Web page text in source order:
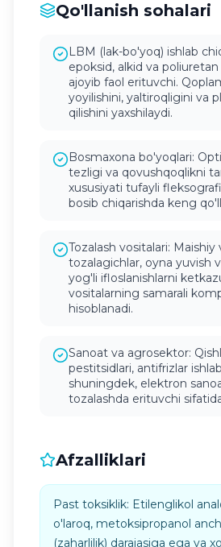
Qo'llanish sohalari
LBM (lak-bo'yoq) ishlab
epoksid, alkid va
ajoyib faol erituvchi.
yoyilishini, yaltiroqligini va
qilishini yaxshilaydi.
Bosmaxona bo'yoqlari:
tezligi va qovushqoqlikni
xususiyati tufayli
bosib chiqarishda keng
Tozalash vositalari: Maishiy
tozalagichlar, oyna yuvish
yog'li ifloslanishlarni
vositalarning samarali
hisoblanadi.
Sanoat va agrosektor:
pestitsidlari, antifrizlar
shuningdek, elektron
tozalashda erituvchi
Afzalliklari
Past toksiklik: Etilenglikol
o'laroq, metoksipropanol
(zaharlilik) darajasiga ega va